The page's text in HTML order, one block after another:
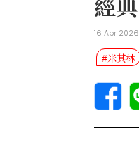
16 Apr 2026
#米其林